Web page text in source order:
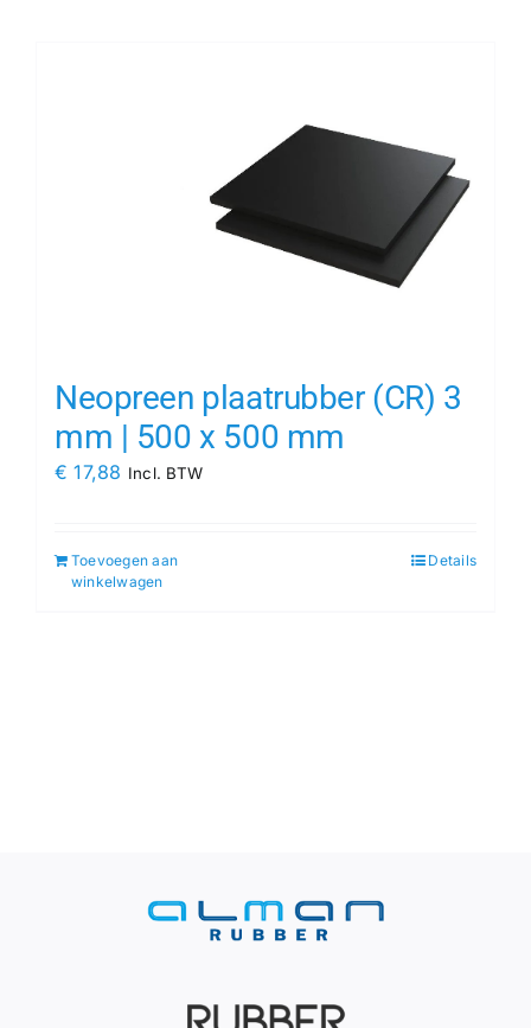
Neopreen plaatrubber (CR) 3
mm | 500 x 500 mm
€ 17,88 Incl. BTW
Toevoegen aan
winkelwagen
Details